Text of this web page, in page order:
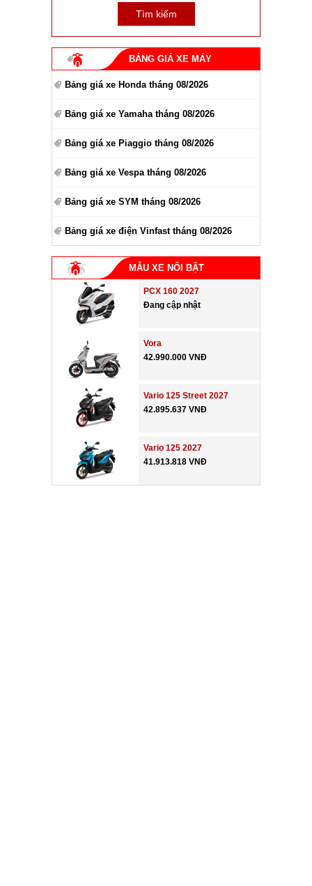
BẢNG GIÁ XE MÁY
Bảng giá xe Honda tháng 08/2026
Bảng giá xe Yamaha tháng 08/2026
Bảng giá xe Piaggio tháng 08/2026
Bảng giá xe Vespa tháng 08/2026
Bảng giá xe SYM tháng 08/2026
Bảng giá xe điện Vinfast tháng 08/2026
MẪU XE NỔI BẬT
PCX 160 2027
Đang cập nhật
Vora
42.990.000 VNĐ
Vario 125 Street 2027
42.895.637 VNĐ
Vario 125 2027
41.913.818 VNĐ